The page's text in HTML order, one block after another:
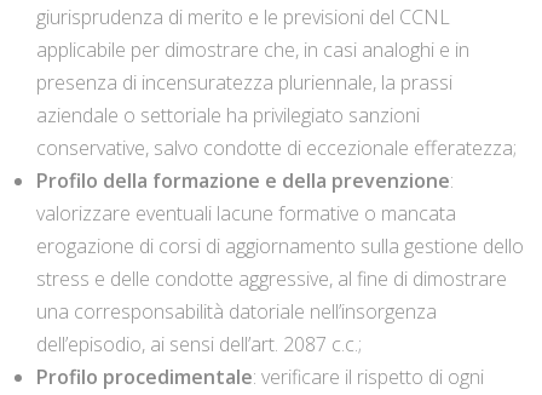
giurisprudenza di merito e le previsioni del CCNL
applicabile per dimostrare che, in casi analoghi e in
presenza di incensuratezza pluriennale, la prassi
aziendale o settoriale ha privilegiato sanzioni
conservative, salvo condotte di eccezionale efferatezza;
Profilo della formazione e della prevenzione:
valorizzare eventuali lacune formative o mancata
erogazione di corsi di aggiornamento sulla gestione dello
stress e delle condotte aggressive, al fine di dimostrare
una corresponsabilità datoriale nell’insorgenza
dell’episodio, ai sensi dell’art. 2087 c.c.;
Profilo procedimentale: verificare il rispetto di ogni